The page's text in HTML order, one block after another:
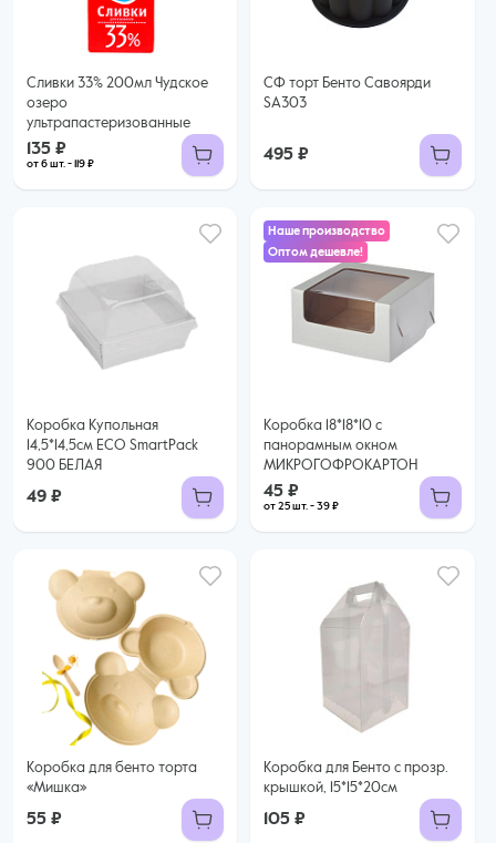
Сливки 33% 200мл Чудское
озеро
ультрапастеризованные
135 ₽
от 6 шт. - 119 ₽
Купить оптом
СФ торт Бенто Савоярди
SA303
495 ₽
Коробка Купольная
14,5*14,5см ECO SmartPack
900 БЕЛАЯ
49 ₽
Наше производство
Оптом дешевле!
Коробка 18*18*10 с
панорамным окном
МИКРОГОФРОКАРТОН
45 ₽
от 25 шт. - 39 ₽
45 ₽
39 ₽ за шт. при заказе от 25 шт.
Купить оптом
Коробка для бенто торта
«Мишка»
55 ₽
Коробка для Бенто с прозр.
крышкой, 15*15*20см
105 ₽